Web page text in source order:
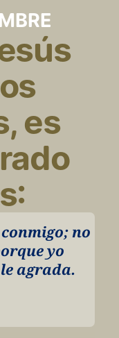
es
no
yo
agrada.